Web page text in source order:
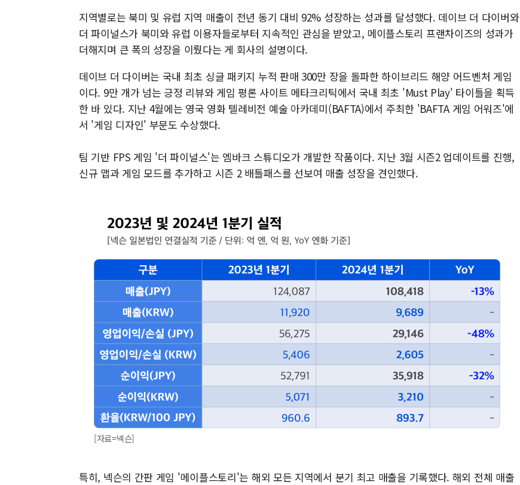
지역별로는 북미 및 유럽 지역 매출이 전년 동기 대비 92% 성장하는 성과를 달성했다. 데이브 더 다이버와
더 파이널스가 북미와 유럽 이용자들로부터 지속적인 관심을 받았고, 메이플스토리 프랜차이즈의 성과가
더해지며 큰 폭의 성장을 이뤘다는 게 회사의 설명이다.
데이브 더 다이버는 국내 최초 싱글 패키지 누적 판매 300만 장을 돌파한 하이브리드 해양 어드벤처 게임
이다. 9만 개가 넘는 긍정 리뷰와 게임 평론 사이트 메타크리틱에서 국내 최초 'Must Play' 타이틀을 획득
한 바 있다. 지난 4월에는 영국 영화 텔레비전 예술 아카데미(BAFTA)에서 주최한 'BAFTA 게임 어워즈'에
서 '게임 디자인' 부문도 수상했다.
팀 기반 FPS 게임 '더 파이널스'는 엠바크 스튜디오가 개발한 작품이다. 지난 3월 시즌2 업데이트를 진행,
신규 맵과 게임 모드를 추가하고 시즌 2 배틀패스를 선보여 매출 성장을 견인했다.
[자료=넥슨]
특히, 넥슨의 간판 게임 '메이플스토리'는 해외 모든 지역에서 분기 최고 매출을 기록했다. 해외 전체 매출